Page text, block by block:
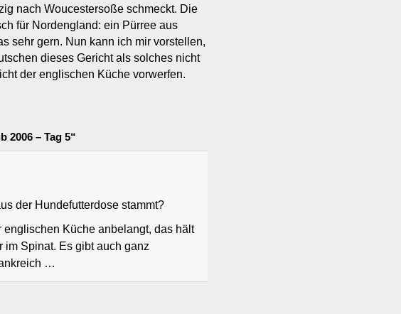
nach Woucestersoße schmeckt. Die
für Nordengland: ein Pürree aus
sehr gern. Nun kann ich mir vorstellen,
dieses Gericht als solches nicht
der englischen Küche vorwerfen.
2006 – Tag 5“
der Hundefutterdose stammt?
Küche anbelangt, das hält
Spinat. Es gibt auch ganz
…